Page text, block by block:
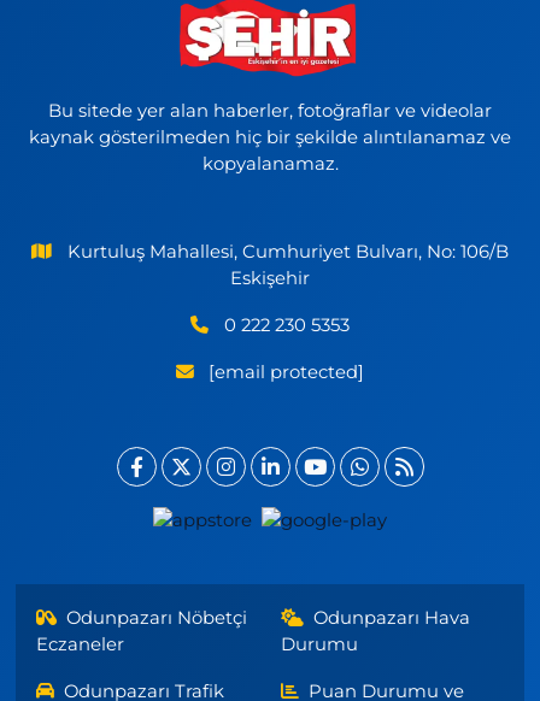
Bu sitede yer alan haberler, fotoğraflar ve videolar
kaynak gösterilmeden hiç bir şekilde alıntılanamaz ve
kopyalanamaz.
Kurtuluş Mahallesi, Cumhuriyet Bulvarı, No: 106/B
Eskişehir
0 222 230 5353
[email protected]
Odunpazarı Nöbetçi
Eczaneler
Odunpazarı Hava
Durumu
Odunpazarı Trafik Puan Durumu ve